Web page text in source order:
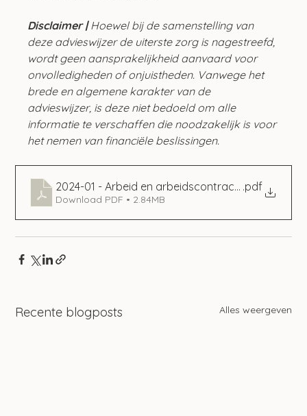
Disclaimer | Hoewel bij de samenstelling van
deze advieswijzer de uiterste zorg is nagestreefd,
wordt geen aansprakelijkheid aanvaard voor
onvolledigheden of onjuistheden. Vanwege het
brede en algemene karakter van de
advieswijzer, is deze niet bedoeld om alle
informatie te verschaffen die noodzakelijk is voor
het nemen van financiële beslissingen.
2024-01 - Arbeid en arbeidscontracten.pdf
Download PDF • 2.84MB
Recente blogposts Alles weergeven